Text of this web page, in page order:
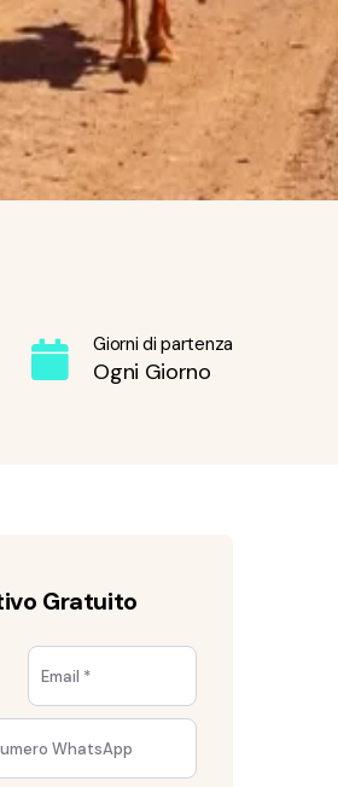
Giorni di partenza
Ogni Giorno
Gratuito